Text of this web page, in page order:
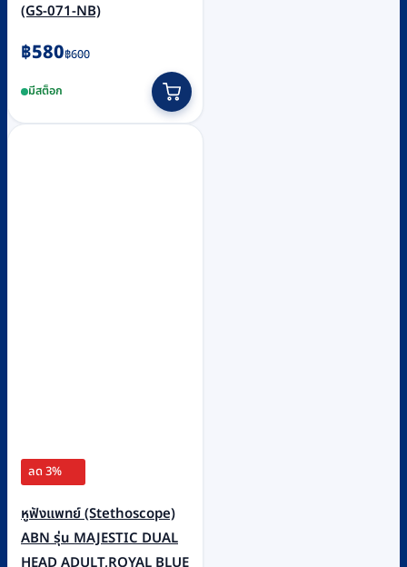
(GS-071-NB)
฿600
Original
was:
฿600.
฿580
Current
is:
฿580.
มีสต็อก
ลด 3%
หูฟังแพทย์ (Stethoscope)
ABN รุ่น MAJESTIC DUAL